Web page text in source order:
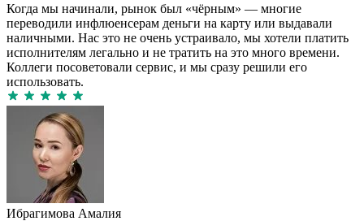
Когда мы начинали, рынок был «чёрным» — многие
переводили инфлюенсерам деньги на карту или выдавали
наличными. Нас это не очень устраивало, мы хотели платить
исполнителям легально и не тратить на это много времени.
Коллеги посоветовали сервис, и мы сразу решили его
использовать.
Ибрагимова Амалия